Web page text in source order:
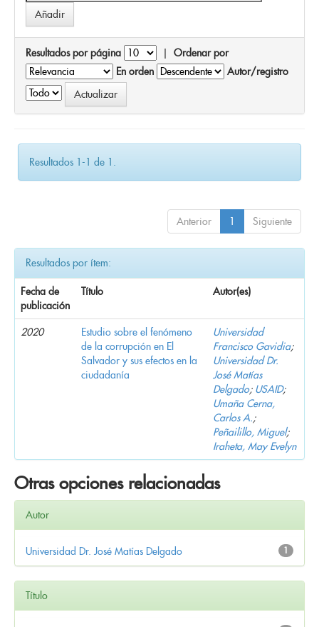
Resultados por página | Ordenar por
En orden
Autor/registro
Resultados 1-1 de 1.
Anterior 1 Siguiente
Resultados por ítem:
Fecha de
publicación
Título Autor(es)
2020
Estudio sobre el fenómeno
de la corrupción en El
Salvador y sus efectos en la
ciudadanía
Universidad
Francisco Gavidia;
Universidad Dr.
José Matías
Delgado; USAID;
Umaña Cerna,
Carlos A.;
Peñailillo, Miguel;
Iraheta, May Evelyn
Otras opciones relacionadas
Autor
1
Universidad Dr. José Matías Delgado
Título